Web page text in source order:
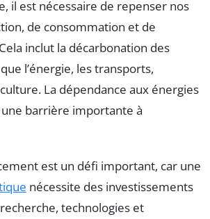
il est nécessaire de repenser nos
de consommation et de
inclut la décarbonation des
l’énergie, les transports,
La dépendance aux énergies
barrière importante à
est un défi important, car une
nécessite des investissements
technologies et